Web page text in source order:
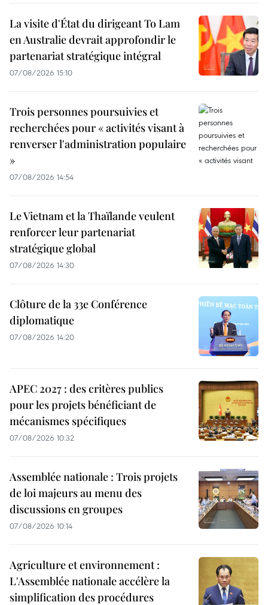
La visite d'État du dirigeant To Lam
en Australie devrait approfondir le
partenariat stratégique intégral
07/08/2026 15:10
Trois personnes poursuivies et
recherchées pour « activités visant à
renverser l'administration populaire
»
07/08/2026 14:54
Le Vietnam et la Thaïlande veulent
renforcer leur partenariat
stratégique global
07/08/2026 14:30
Clôture de la 33e Conférence
diplomatique
07/08/2026 14:20
APEC 2027 : des critères publics
pour les projets bénéficiant de
mécanismes spécifiques
07/08/2026 10:32
Assemblée nationale : Trois projets
de loi majeurs au menu des
discussions en groupes
07/08/2026 10:14
Agriculture et environnement :
L'Assemblée nationale accélère la
simplification des procédures